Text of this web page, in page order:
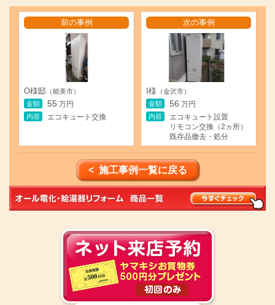
前の事例
O様邸 （能美市）
金額
55 万円
内容
エコキュート交換
次の事例
I様 （金沢市）
金額
56 万円
内容
エコキュート設置
リモコン交換（2ヵ所）
既存品撤去・処分
< 施工事例一覧に戻る